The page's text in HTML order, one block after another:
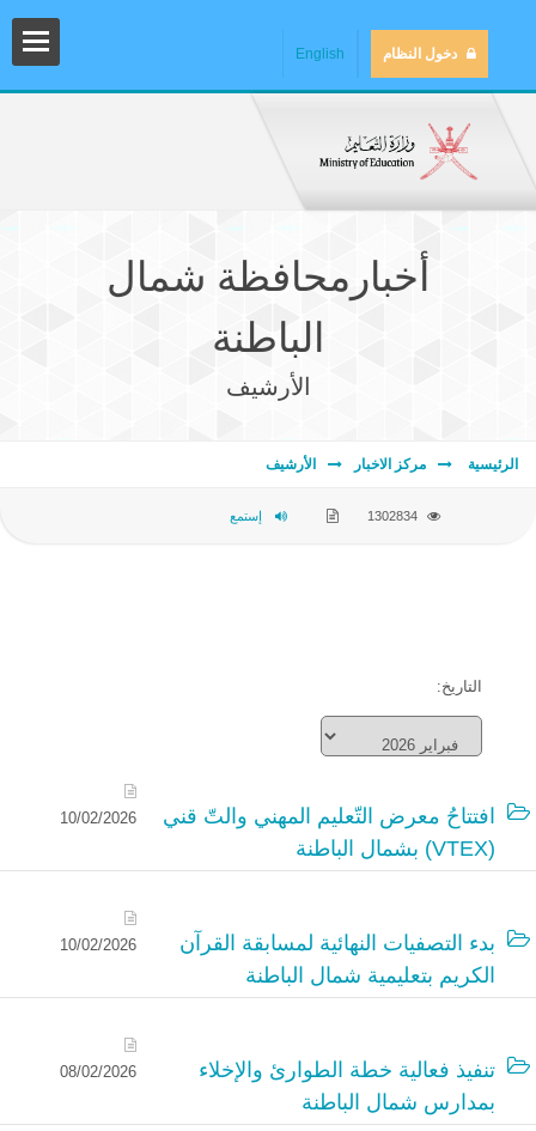
دخول النظام English
أخبارمحافظة شمال
الباطنة
الأرشيف
الرئيسية مركز الاخبار الأرشيف
1302834 إستمع
التاريخ:
افتتاحُ معرض التّعليم المهني والتّ قني
(VTEX) بشمال الباطنة
10/02/2026
بدء التصفيات النهائية لمسابقة القرآن
الكريم بتعليمية شمال الباطنة
10/02/2026
تنفيذ فعالية خطة الطوارئ والإخلاء
بمدارس شمال الباطنة
08/02/2026